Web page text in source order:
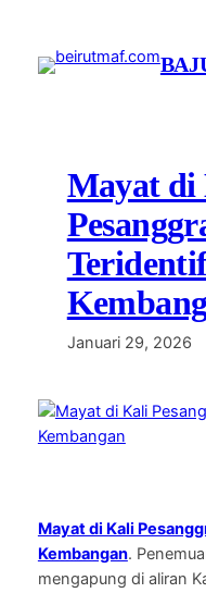
konten
Mayat di
Januari 29, 2026
Mayat di Kali
Kembangan.
mengapung di aliran